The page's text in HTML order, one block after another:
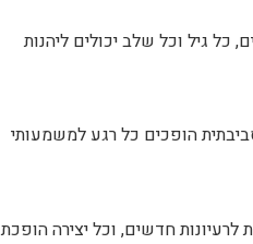
כל גיל וכל שלב יכולים ליהנות
הופכים כל רגע למשמעותי
לרעיונות חדשים, וכל יצירה הופכת